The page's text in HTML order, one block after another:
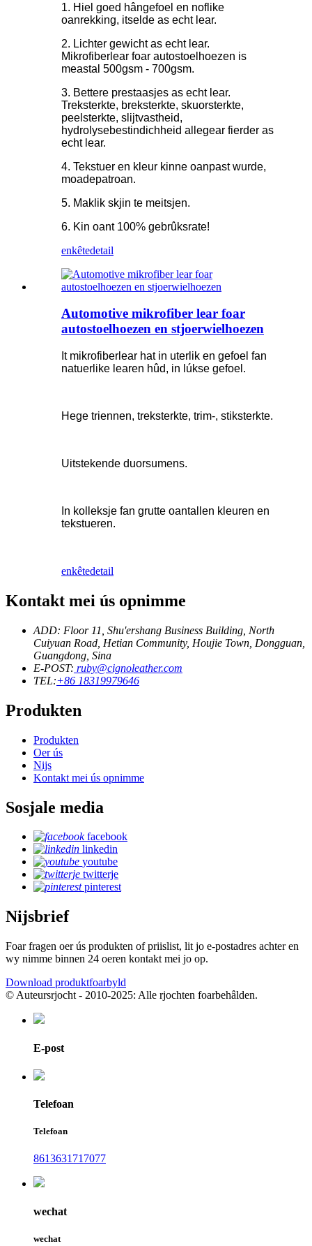
1. Hiel goed hângefoel en noflike
oanrekking, itselde as echt lear.
2. Lichter gewicht as echt lear.
Mikrofiberlear foar autostoelhoezen is
meastal 500gsm - 700gsm.
3. Bettere prestaasjes as echt lear.
Treksterkte, breksterkte, skuorsterkte,
peelsterkte, slijtvastheid,
hydrolysebestindichheid allegear fierder as
echt lear.
4. Tekstuer en kleur kinne oanpast wurde,
moadepatroan.
5. Maklik skjin te meitsjen.
6. Kin oant 100% gebrûksrate!
enkêtedetail
Automotive mikrofiber lear foar
autostoelhoezen en stjoerwielhoezen
It mikrofiberlear hat in uterlik en gefoel fan
natuerlike learen hûd, in lúkse gefoel.
Hege triennen, treksterkte, trim-, stiksterkte.
Uitstekende duorsumens.
In kolleksje fan grutte oantallen kleuren en
tekstueren.
enkêtedetail
Kontakt mei ús opnimme
ADD: Floor 11, Shu'ershang Business Building, North
Cuiyuan Road, Hetian Community, Houjie Town, Dongguan,
Guangdong, Sina
E-POST: ruby@cignoleather.com
TEL:+86 18319979646
Produkten
Produkten
Oer ús
Nijs
Kontakt mei ús opnimme
Sosjale media
facebook
linkedin
youtube
twitterje
pinterest
Nijsbrief
Foar fragen oer ús produkten of priislist, lit jo e-postadres achter en
wy nimme binnen 24 oeren kontakt mei jo op.
Download produktfoarbyld
© Auteursrjocht - 2010-2025: Alle rjochten foarbehâlden.
E-post
Telefoan
Telefoan
8613631717077
wechat
wechat